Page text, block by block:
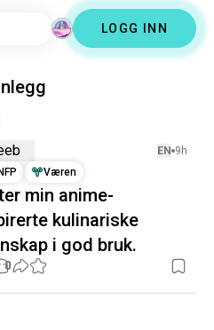
LOGG INN
EN 9h
Væren
min anime-
kulinariske
i god bruk.
0